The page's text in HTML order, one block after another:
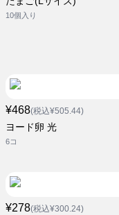
10個入り
¥468(税込¥505.44)
ヨード卵 光
6コ
¥278(税込¥300.24)